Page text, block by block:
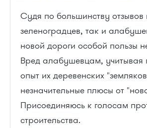
Судя по большинству
зеленоградцев, так и
новой дороги особой пользы
Вред алабушевцам, учитывая
опыт их деревенских
незначительные плюсы от
Присоединяюсь к голосам
строительства.